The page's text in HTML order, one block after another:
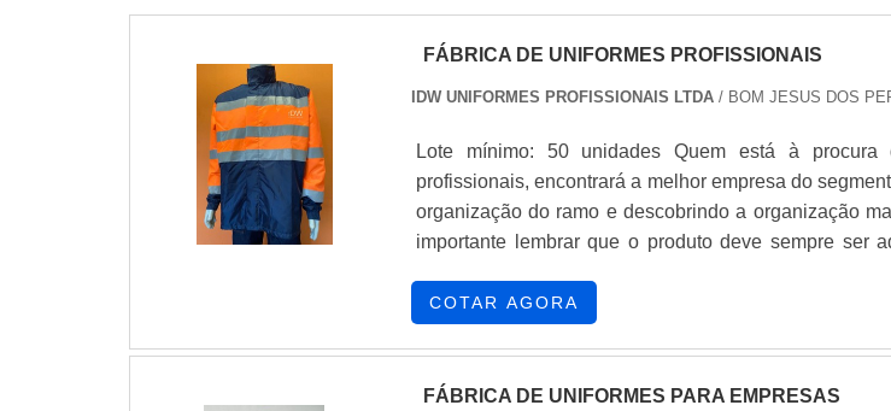
FÁBRICA DE UNIFORMES PROFISSIONAIS
IDW UNIFORMES PROFISSIONAIS LTDA / BOM JESUS DOS
Lote mínimo: 50 unidades Quem está à procura
profissionais, encontrará a melhor empresa do
organização do ramo e descobrindo a organização
importante lembrar que o produto deve sempre ser
durabilidade dos materiais, além de evitar prejuízos
COTAR AGORA
FÁBRICA DE UNIFORMES PARA EMPRESAS